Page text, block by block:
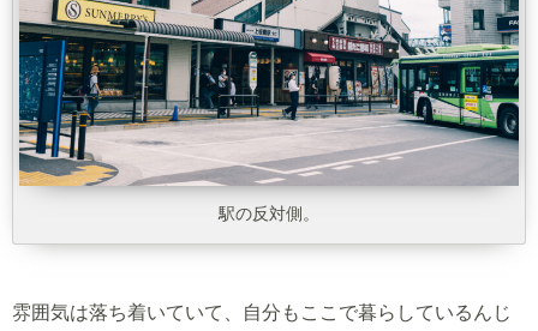
駅の反対側。
雰囲気は落ち着いていて、自分もここで暮らしているんじ